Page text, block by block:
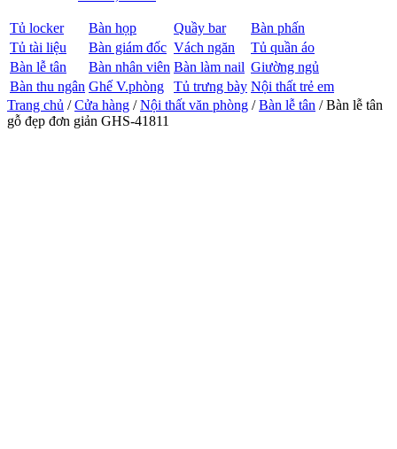
Tủ locker Bàn họp Quầy bar
Bàn phấn
Tủ tài liệu
Bàn giám đốc Vách ngăn
Tủ quần áo
Bàn lễ tân
Bàn nhân viên Bàn làm nail Giường ngủ
Bàn thu ngân Ghế V.phòng Tủ trưng bày Nội thất trẻ em
Trang chủ /Cửa hàng /Nội thất văn phòng /Bàn lễ tân / Bàn lễ tân
gỗ đẹp đơn giản GHS-41811